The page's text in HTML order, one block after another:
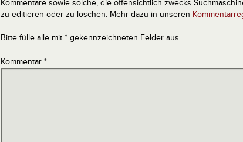
Kommentare sowie solche, die offensichtlich zwecks
zu editieren oder zu löschen. Mehr dazu in unseren
Bitte fülle alle mit * gekennzeichneten Felder aus.
Kommentar *